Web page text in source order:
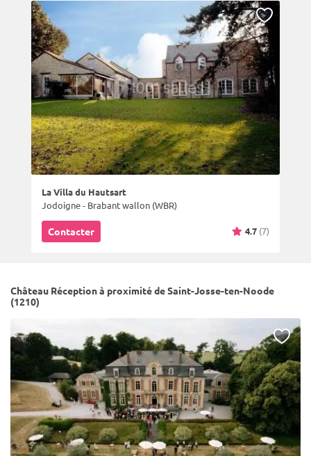
La Villa du Hautsart
Jodoigne - Brabant wallon (WBR)
Contacter 4.7 (7)
Château Réception à proximité de Saint-Josse-ten-Noode
(1210)